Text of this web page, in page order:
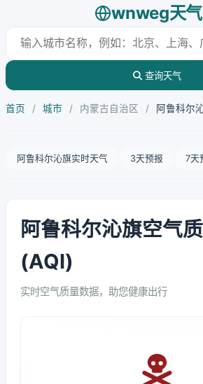
wnweg天
查询天气
首页 / 城市 / 内蒙古自治区 / 阿鲁科尔
阿鲁科尔沁旗实时天气 3天预报 7天
阿鲁科尔沁旗空气
(AQI)
实时空气质量数据，助您健康出行